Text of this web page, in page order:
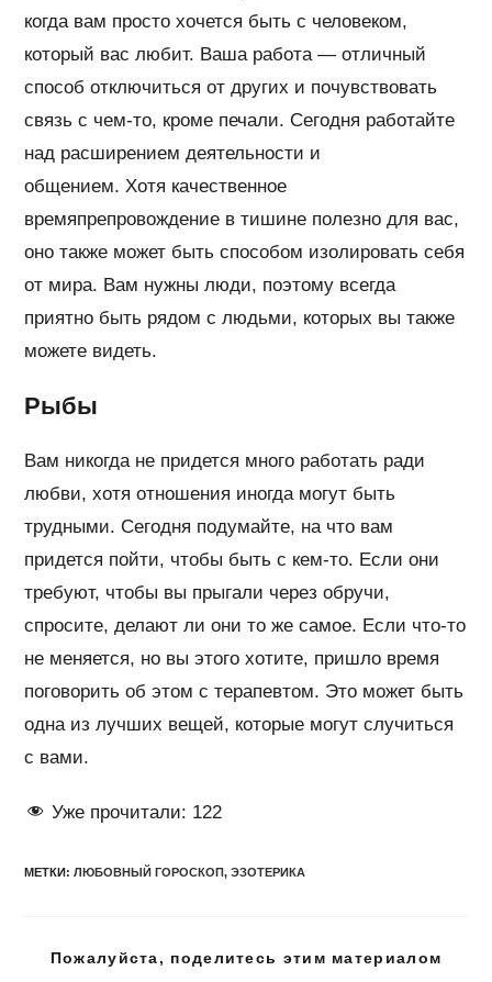
когда вам просто хочется быть с человеком,
который вас любит. Ваша работа — отличный
способ отключиться от других и почувствовать
связь с чем-то, кроме печали. Сегодня работайте
над расширением деятельности и
общением. Хотя качественное
времяпрепровождение в тишине полезно для вас,
оно также может быть способом изолировать себя
от мира. Вам нужны люди, поэтому всегда
приятно быть рядом с людьми, которых вы также
можете видеть.
Рыбы
Вам никогда не придется много работать ради
любви, хотя отношения иногда могут быть
трудными. Сегодня подумайте, на что вам
придется пойти, чтобы быть с кем-то. Если они
требуют, чтобы вы прыгали через обручи,
спросите, делают ли они то же самое. Если что-то
не меняется, но вы этого хотите, пришло время
поговорить об этом с терапевтом. Это может быть
одна из лучших вещей, которые могут случиться
с вами.
Уже прочитали: 122
МЕТКИ:ЛЮБОВНЫЙ ГОРОСКОП, ЭЗОТЕРИКА
Пожалуйста, поделитесь этим материалом